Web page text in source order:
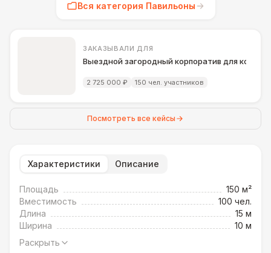
Вся категория Павильоны
ЗАКАЗЫВАЛИ ДЛЯ
Выездной загородный корпоратив для
2 725 000 ₽ 150 чел. участников
Посмотреть все кейсы
Характеристики Описание
Площадь
150 м²
Вместимость
100 чел.
Длина
15 м
Ширина
10 м
Раскрыть